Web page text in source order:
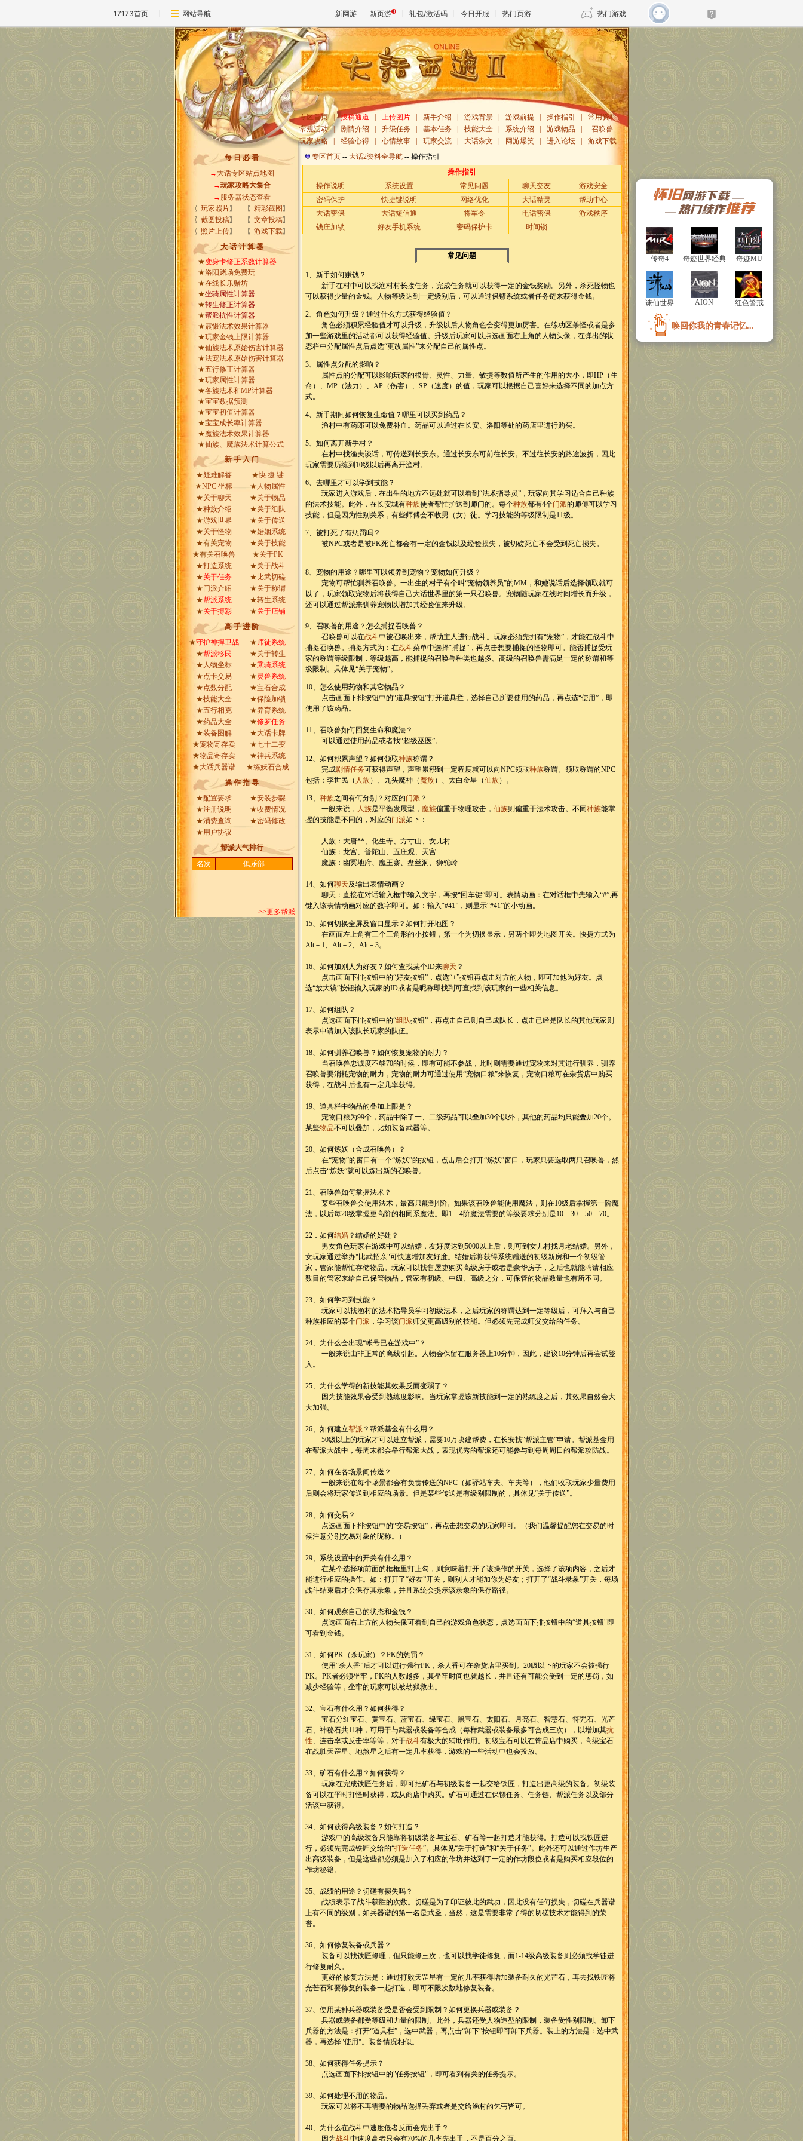
17173首页 网站导航 新网游 新页游 礼包/激活码 今日开服 热门页游 热门游戏
DNF 传奇4
剑网3旗舰版 新天龙八部
王权与自由 诛仙世界 仙剑世界
专区首页 投稿通道 上传图片 新手介绍 游戏背景 游戏前提 操作指引
常用资料
常规活动
剧情介绍 升级任务 基本任务 技能大全 系统介绍 游戏物品
召唤兽
玩家攻略
经验心得 心情故事 玩家交流 大话杂文 网游爆笑 进入论坛
游戏下载
每 日 必 看
→ 大话专区站点地图
→玩家攻略大集合
→ 服务器状态查看
〖 玩家照片〗 〖 精彩截图 〗
〖 截图投稿〗 〖 文章投稿〗
〖 照片上传〗 〖 游戏下载〗
大 话 计 算 器
★变身卡修正系数计算器
★洛阳赌场免费玩
★在线长乐赌坊
★坐骑属性计算器
★转生修正计算器
★帮派抗性计算器
★震慑法术效果计算器
★玩家金钱上限计算器
★仙族法术原始伤害计算器
★法宠法术原始伤害计算器
★五行修正计算器
★玩家属性计算器
★各族法术和MP计算器
★宝宝数据预测
★宝宝初值计算器
★宝宝成长率计算器
★魔族法术效果计算器
★仙族、魔族法术计算公式
新 手 入 门
★疑难解答 ★快 捷 键
★NPC 坐标 ★ 人物属性
★关于聊天 ★关于物品
★种族介绍 ★关于组队
★游戏世界 ★关于传送
★关于怪物 ★婚姻系统
★有关宠物 ★关于技能
★有关召唤兽 ★关于PK
★打造系统 ★关于战斗
★关于任务 ★ 比武切磋
★门派介绍 ★关于称谓
★帮派系统 ★转生系统
★关于搏彩 ★关于店铺
高 手 进 阶
★守护神捍卫战 ★师徒系统
★帮派移民 ★关于转生
★ 人物坐标 ★乘骑系统
★点卡交易 ★灵兽系统
★点数分配 ★宝石合成
★技能大全 ★保险加锁
★五行相克 ★养育系统
★药品大全 ★修罗任务
★装备图解 ★大话卡牌
★宠物寄存卖 ★七十二变
★物品寄存卖 ★神兵系统
★大话兵器谱 ★练妖石合成
操 作 指 导
★配置要求 ★安装步骤
★注册说明 ★收费情况
★消费查询 ★密码修改
★用户协议
帮派人气排行
名次
俱乐部
>>更多帮派
专区首页 -- 大话2资料全导航 -- 操作指引
操作指引
操作说明
系统设置 常见问题 聊天交友
游戏安全
密码保护
快捷键说明 网络优化 大话精灵
帮助中心
大话密保
大话短信通 将军令 电话密保
游戏秩序
钱庄加锁
好友手机系统 密码保护卡 时间锁
常见问题
1、新手如何赚钱？
新手在村中可以找渔村村长接任务，完成任务就可以获得一定的金钱奖励。另外，杀死怪物也
可以获得少量的金钱。人物等级达到一定级别后，可以通过保镖系统或者任务链来获得金钱。
2、角色如何升级？通过什么方式获得经验值？
角色必须积累经验值才可以升级，升级以后人物角色会变得更加厉害。在练功区杀怪或者是参
加一些游戏里的活动都可以获得经验值。升级后玩家可以点选画面右上角的人物头像，在弹出的状
态栏中分配属性点后点选“更改属性”来分配自己的属性点。
3、属性点分配的影响？
属性点的分配可以影响玩家的根骨、灵性、力量、敏捷等数值所产生的作用的大小，即HP（生
命）、MP（法力）、AP（伤害）、SP（速度）的值，玩家可以根据自己喜好来选择不同的加点方
式。
4、新手期间如何恢复生命值？哪里可以买到药品？
渔村中有药郎可以免费补血。药品可以通过在长安、洛阳等处的药店里进行购买。
5、如何离开新手村？
在村中找渔夫谈话，可传送到长安东。通过长安东可前往长安。不过往长安的路途波折，因此
玩家需要历练到10级以后再离开渔村。
6、去哪里才可以学到技能？
玩家进入游戏后，在出生的地方不远处就可以看到“法术指导员”，玩家向其学习适合自己种族
的法术技能。此外，在长安城有种族使者帮忙护送到师门的。每个种族都有4个门派的师傅可以学习
技能，但是因为性别关系，有些师傅会不收男（女）徒。学习技能的等级限制是11级。
7、被打死了有惩罚吗？
被NPC或者是被PK死亡都会有一定的金钱以及经验损失，被切磋死亡不会受到死亡损失。
8、宠物的用途？哪里可以领养到宠物？宠物如何升级？
宠物可帮忙驯养召唤兽。一出生的村子有个叫“宠物领养员”的MM，和她说话后选择领取就可
以了，玩家领取宠物后将获得自己大话世界里的第一只召唤兽。宠物随玩家在线时间增长而升级，
还可以通过帮派来驯养宠物以增加其经验值来升级。
9、召唤兽的用途？怎么捕捉召唤兽？
召唤兽可以在战斗中被召唤出来，帮助主人进行战斗。玩家必须先拥有“宠物”，才能在战斗中
捕捉召唤兽。捕捉方式为：在战斗菜单中选择“捕捉”，再点击想要捕捉的怪物即可。能否捕捉受玩
家的称谓等级限制，等级越高，能捕捉的召唤兽种类也越多。高级的召唤兽需满足一定的称谓和等
级限制。具体见“关于宠物”。
10、怎么使用药物和其它物品？
点击画面下排按钮中的“道具按钮”打开道具拦，选择自己所要使用的药品，再点选“使用”，即
使用了该药品。
11、召唤兽如何回复生命和魔法？
可以通过使用药品或者找“超级巫医”。
12、如何积累声望？如何领取种族称谓？
完成剧情任务可获得声望，声望累积到一定程度就可以向NPC领取种族称谓。领取称谓的NPC
包括：李世民（ 人族）、九头魔神（ 魔族）、太白金星（仙族）。
13、 种族之间有何分别？对应的门派 ？
一般来说， 人族是平衡发展型， 魔族偏重于物理攻击， 仙族则偏重于法术攻击。不同种族能掌
握的技能是不同的，对应的门派如下：
人族：大唐**、化生寺、方寸山、女儿村
仙族：龙宫、普陀山、五庄观、天宫
魔族：幽冥地府、魔王寨、盘丝洞、狮驼岭
14、如何聊天及输出表情动画？
聊天：直接在对话输入框中输入文字，再按“回车键”即可。表情动画：在对话框中先输入“#”,再
键入该表情动画对应的数字即可。如：输入“#41”，则显示“#41”的小动画。
15、如何切换全屏及窗口显示？如何打开地图？
在画面左上角有三个三角形的小按钮，第一个为切换显示，另两个即为地图开关。快捷方式为
Alt－1、Alt－2、Alt－3。
16、如何加别人为好友？如何查找某个ID来聊天 ？
点击画面下排按钮中的“好友按钮”，点选“+”按钮再点击对方的人物，即可加他为好友。点
选“放大镜”按钮输入玩家的ID或者是昵称即找到可查找到该玩家的一些相关信息。
17、如何组队？
点选画面下排按钮中的“组队按钮”，再点击自己则自己成队长，点击已经是队长的其他玩家则
表示申请加入该队长玩家的队伍。
18、如何驯养召唤兽？如何恢复宠物的耐力？
当召唤兽忠诚度不够70的时候，即有可能不参战，此时则需要通过宠物来对其进行驯养，驯养
召唤兽要消耗宠物的耐力，宠物的耐力可通过使用“宠物口粮”来恢复，宠物口粮可在杂货店中购买
获得，在战斗后也有一定几率获得。
19、道具栏中物品的叠加上限是？
宠物口粮为99个，药品中除了一、二级药品可以叠加30个以外，其他的药品均只能叠加20个。
某些物品不可以叠加，比如装备武器等。
20、如何炼妖（合成召唤兽）？
在“宠物”的窗口有一个“炼妖”的按钮，点击后会打开“炼妖”窗口，玩家只要选取两只召唤兽，然
后点击“炼妖”就可以炼出新的召唤兽。
21、召唤兽如何掌握法术？
某些召唤兽会使用法术，最高只能到4阶。如果该召唤兽能使用魔法，则在10级后掌握第一阶魔
法，以后每20级掌握更高阶的相同系魔法。即1－4阶魔法需要的等级要求分别是10－30－50－70。
22．如何结婚？结婚的好处？
男女角色玩家在游戏中可以结婚，友好度达到5000以上后，则可到女儿村找月老结婚。另外，
女玩家通过举办"比武招亲"可快速增加友好度。结婚后将获得系统赠送的初级新房和一个初级管
家，管家能帮忙存储物品。玩家可以找售屋吏购买高级房子或者是豪华房子，之后也就能聘请相应
数目的管家来给自己保管物品，管家有初级、中级、高级之分，可保管的物品数量也有所不同。
23、如何学习到技能？
玩家可以找渔村的法术指导员学习初级法术，之后玩家的称谓达到一定等级后，可拜入与自己
种族相应的某个门派 ，学习该门派师父更高级别的技能。但必须先完成师父交给的任务。
24、为什么会出现“帐号已在游戏中”？
一般来说由非正常的离线引起。人物会保留在服务器上10分钟，因此，建议10分钟后再尝试登
入。
25、为什么学得的新技能其效果反而变弱了？
因为技能效果会受到熟练度影响。当玩家掌握该新技能到一定的熟练度之后，其效果自然会大
大加强。
26、如何建立帮派 ？帮派基金有什么用？
50级以上的玩家才可以建立帮派，需要10万块建帮费，在长安找“帮派主管”申请。帮派基金用
在帮派大战中，每周末都会举行帮派大战，表现优秀的帮派还可能参与到每周周日的帮派攻防战。
27、如何在各场景间传送？
一般来说在每个场景都会有负责传送的NPC（如驿站车夫、车夫等），他们收取玩家少量费用
后则会将玩家传送到相应的场景。但是某些传送是有级别限制的，具体见“关于传送”。
28、如何交易？
点选画面下排按钮中的“交易按钮”，再点击想交易的玩家即可。（我们温馨提醒您在交易的时
候注意分别交易对象的昵称。）
29、系统设置中的开关有什么用？
在某个选择项前面的框框里打上勾，则意味着打开了该操作的开关，选择了该项内容，之后才
能进行相应的操作。如：打开了“好友”开关，则别人才能加你为好友；打开了“战斗录象”开关，每场
战斗结束后才会保存其录象，并且系统会提示该录象的保存路径。
30、如何观察自己的状态和金钱？
点选画面右上方的人物头像可看到自己的游戏角色状态，点选画面下排按钮中的“道具按钮"即
可看到金钱。
31、如何PK（杀玩家）？PK的惩罚？
使用“杀人香”后才可以进行强行PK，杀人香可在杂货店里买到。20级以下的玩家不会被强行
PK。PK者必须坐牢，PK的人数越多，其坐牢时间也就越长，并且还有可能会受到一定的惩罚，如
减少经验等，坐牢的玩家可以被劫狱救出。
32、宝石有什么用？如何获得？
宝石分红宝石、黄宝石、蓝宝石、绿宝石、黑宝石、太阳石、月亮石、智慧石、符咒石、光芒
石、神秘石共11种，可用于与武器或装备等合成（每样武器或装备最多可合成三次），以增加其抗
性、连击率或反击率等等，对于战斗有极大的辅助作用。初级宝石可以在饰品店中购买，高级宝石
在战胜天罡星、地煞星之后有一定几率获得，游戏的一些活动中也会投放。
33、矿石有什么用？如何获得？
玩家在完成铁匠任务后，即可把矿石与初级装备一起交给铁匠，打造出更高级的装备。初级装
备可以在平时打怪时获得，或从商店中购买。矿石可通过在保镖任务、任务链、帮派任务以及部分
活该中获得。
34、如何获得高级装备？如何打造？
游戏中的高级装备只能靠将初级装备与宝石、矿石等一起打造才能获得。打造可以找铁匠进
行，必须先完成铁匠交给的“打造任务”。具体见“关于打造”和“关于任务”。此外还可以通过作坊生产
出高级装备，但是这些都必须是加入了相应的作坊并达到了一定的作坊段位或者是购买相应段位的
作坊秘籍。
35、战绩的用途？切磋有损失吗？
战绩表示了战斗获胜的次数。切磋是为了印证彼此的武功，因此没有任何损失，切磋在兵器谱
上有不同的级别，如兵器谱的第一名是武圣，当然，这是需要非常了得的切磋技术才能得到的荣
誉。
36、如何修复装备或兵器？
装备可以找铁匠修理，但只能修三次，也可以找学徒修复，而1-14级高级装备则必须找学徒进
行修复耐久。
更好的修复方法是：通过打败天罡星有一定的几率获得增加装备耐久的光芒石，再去找铁匠将
光芒石和要修复的装备一起打造，即可不限次数地修复装备。
37、使用某种兵器或装备受是否会受到限制？如何更换兵器或装备？
兵器或装备都受等级和力量的限制。此外，兵器还受人物造型的限制，装备受性别限制。卸下
兵器的方法是：打开“道具栏”，选中武器，再点击“卸下”按钮即可卸下兵器。装上的方法是：选中武
器，再选择"使用"。装备情况相似。
38、如何获得任务提示？
点选画面下排按钮中的"任务按钮"，即可看到有关的任务提示。
39、如何处理不用的物品。
玩家可以将不再需要的物品选择丢弃或者是交给渔村的乞丐皆可。
40、为什么在战斗中速度低者反而会先出手？
因为战斗中速度高者只会有70%的几率先出手，不是百分之百。
传奇4 奇迹世界经典 奇迹MU
诛仙世界 AION 红色警戒
唤回你我的青春记忆...
传奇4 奇迹世界经典 奇迹MU
诛仙世界 AION 红色警戒
唤回你我的青春记忆...